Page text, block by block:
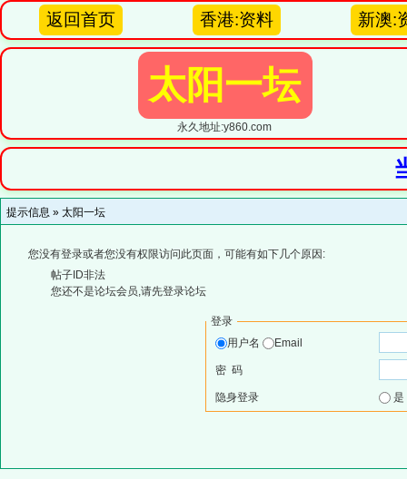
返回首页 香港:资料 新澳:
太阳一坛
永久地址:y860.com
提示信息 » 太阳一坛
您没有登录或者您没有权限访问此页面，可能有如下几个原因:
帖子ID非法
您还不是论坛会员,请先登录论坛
登录
用户名
Email
密 码
隐身登录